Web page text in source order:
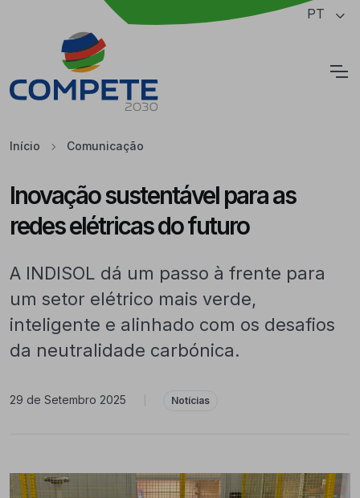
Saltar para o conteúdo principal da página PT
Início Comunicação
Inovação sustentável para as
redes elétricas do futuro
A INDISOL dá um passo à frente para
um setor elétrico mais verde,
inteligente e alinhado com os desafios
da neutralidade carbónica.
29 de Setembro 2025 Notícias